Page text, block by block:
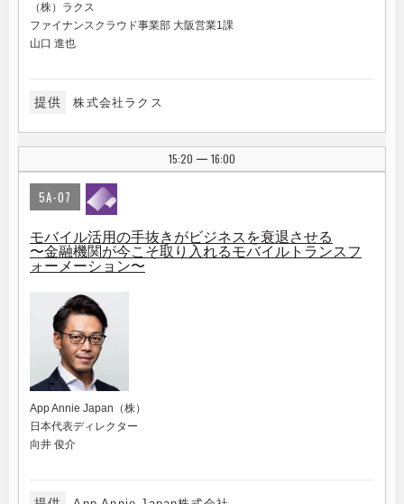
（株）ラクス
ファイナンスクラウド事業部 大阪営業1課
山口 進也
提供 株式会社ラクス
15:20 | 16:00
5A-07
モバイル活用の手抜きがビジネスを衰退させる
〜金融機関が今こそ取り入れるモバイルトランスフ
ォーメーション〜
App Annie Japan（株）
日本代表ディレクター
向井 俊介